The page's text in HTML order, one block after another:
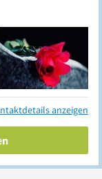
anzeigen